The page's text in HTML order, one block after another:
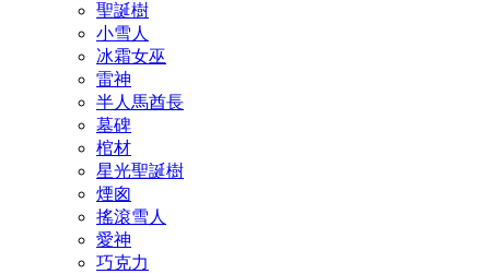
聖誕樹
小雪人
冰霜女巫
雷神
半人馬酋長
墓碑
棺材
星光聖誕樹
煙囪
搖滾雪人
愛神
巧克力